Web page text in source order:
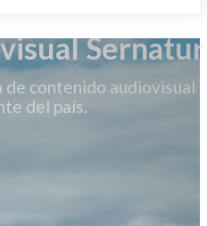
Sernatur
de contenido audiovisual
del país.